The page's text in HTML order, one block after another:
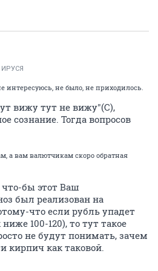
ИРУСЯ
интересуюсь, не было, не приходилось.
вижу тут не вижу"(С),
сознание. Тогда вопросов
а вам валютчикам скоро обратная
бы этот Ваш
был реализован на
что если рубль упадет
100-120), то тут такое
не будут понимать, зачем
кирпич как таковой.